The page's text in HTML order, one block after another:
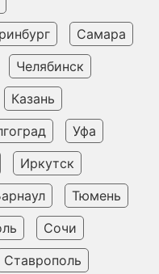
Самара
Челябинск
Казань
Уфа
Иркутск
Тюмень
Сочи
Ставрополь